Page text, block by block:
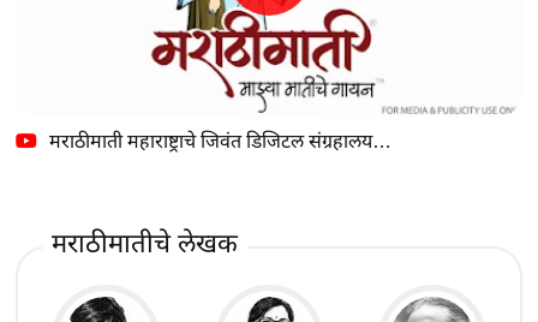
मराठीमाती महाराष्ट्राचे जिवंत डिजिटल संग्रहालय…
मराठीमातीचे लेखक